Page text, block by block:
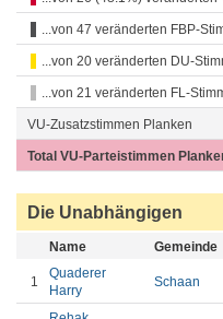
...von 47 veränderten FBP-
...von 20 veränderten DU-
...von 21 veränderten FL-
VU-Zusatzstimmen Planken
Total VU-Parteistimmen
Die Unabhängigen
Name Gemeinde
1
Quaderer
Harry
Schaan